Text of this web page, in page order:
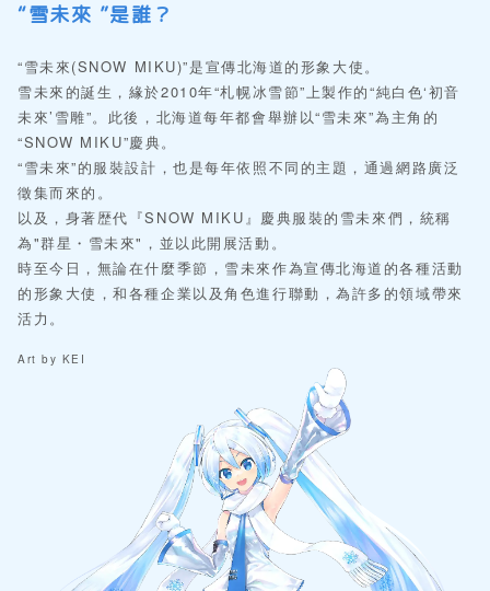
“雪未來 ”是誰？
“雪未來(SNOW MIKU)”是宣傳北海道的形象大使。
雪未來的誕生，緣於2010年“札幌冰雪節”上製作的“純白色‘初音
未來’雪雕”。此後，北海道每年都會舉辦以“雪未來”為主角的
“SNOW MIKU”慶典。
“雪未來”的服裝設計，也是每年依照不同的主題，通過網路廣泛
徵集而來的。
以及，身著歴代『SNOW MIKU』慶典服裝的雪未來們，統稱
為"群星・雪未來"，並以此開展活動。
時至今日，無論在什麼季節，雪未來作為宣傳北海道的各種活動
的形象大使，和各種企業以及角色進行聯動，為許多的領域帶來
活力。
Art by KEI